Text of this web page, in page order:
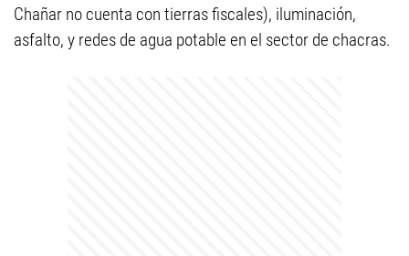
Chañar no cuenta con tierras fiscales), iluminación,
asfalto, y redes de agua potable en el sector de chacras.